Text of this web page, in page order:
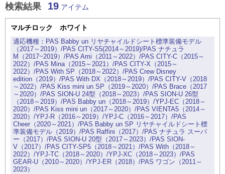
検索結果 19 アイテム
マルチロック ホワイト
PAS Babby un リヤチャイルドシート標準装備モデル
（2017～2019）/PAS CITY-S5(2014～2019)/PAS ナチュラ
M（2017~2019）/PAS Ami（2011～2022）/PAS CITY-C（2015～
2022）/PAS Mina（2015～2021）/PAS CITY-X（2015～
2022）/PAS With SP（2018～2022）/PAS Crew Disney
edition（2019）/PAS With DX（2018～2019）/PAS CITY-V（2018
～2022）/PAS Kiss mini un SP（2019～2020）/PAS Brace（2017
～2020）/PAS SION-U 24型（2018～2023）/PAS SION-U 26型
（2018～2019）/PAS Babby un（2018～2019）/YPJ-EC（2018～
2020）/PAS Kiss mini un（2017～2020）/PAS VIENTA5（2014～
2020）/YPJ-R（2016～2019）/YPJ-C（2016～2017）/PAS
Cheer（2020～2021）/PAS Babby un SP リヤチャイルドシート標
準装備モデル（2019）/PAS Raffini（2017）/PAS ナチュラ スーパ
ー（2017）/PAS SION-U 20型（2017～2023）/PAS SION-
V（2017）/PAS CITY-SP5（2018～2021）/PAS With（2018～
2022）/YPJ-TC（2018～2020）/YPJ-XC（2018～2023）/PAS
GEAR-U（2010～2020）/YPJ-ER（2018）/PAS ワゴン（2011～
2023）